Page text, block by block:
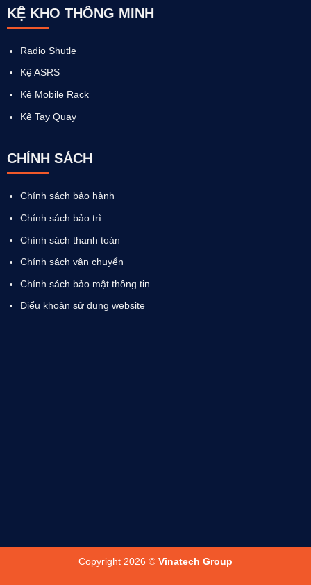
KỆ KHO THÔNG MINH
Radio Shutle
Kệ ASRS
Kệ Mobile Rack
Kệ Tay Quay
CHÍNH SÁCH
Chính sách bảo hành
Chính sách bảo trì
Chính sách thanh toán
Chính sách vận chuyển
Chính sách bảo mật thông tin
Điểu khoản sử dụng website
Copyright 2026 © Vinatech Group